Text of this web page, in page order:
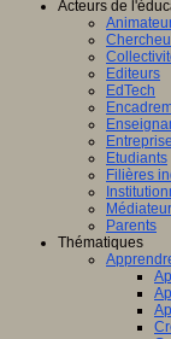
Acteurs de
Editeurs
EdTech
Etudiants
Filières
Parents
Thématiques